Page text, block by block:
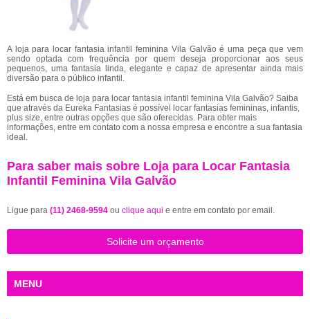
A loja para locar fantasia infantil feminina Vila Galvão é uma peça que vem
sendo optada com frequência por quem deseja proporcionar aos seus
pequenos, uma fantasia linda, elegante e capaz de apresentar ainda mais
diversão para o público infantil.
Está em busca de loja para locar fantasia infantil feminina Vila Galvão? Saiba
que através da Eureka Fantasias é possível locar fantasias femininas, infantis,
plus size, entre outras opções que são oferecidas. Para obter mais
informações, entre em contato com a nossa empresa e encontre a sua fantasia
ideal.
Para saber mais sobre Loja para Locar Fantasia
Infantil Feminina Vila Galvão
Ligue para (11) 2468-9594 ou clique aqui e entre em contato por email.
Solicite um orçamento
MENU